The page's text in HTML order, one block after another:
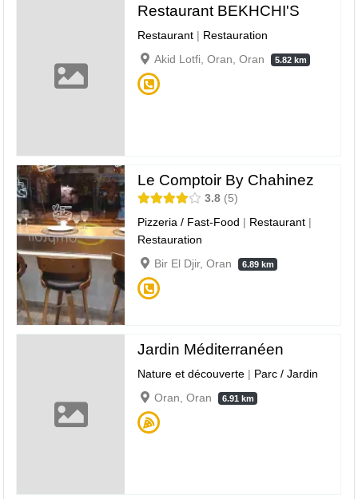
Restaurant BEKHCHI'S
Restaurant | Restauration
Akid Lotfi, Oran, Oran
5.82 km
Le Comptoir By Chahinez
3.8
5
Pizzeria / Fast-Food | Restaurant |
Restauration
Bir El Djir, Oran
6.89 km
Jardin Méditerranéen
Nature et découverte | Parc / Jardin
Oran, Oran
6.91 km